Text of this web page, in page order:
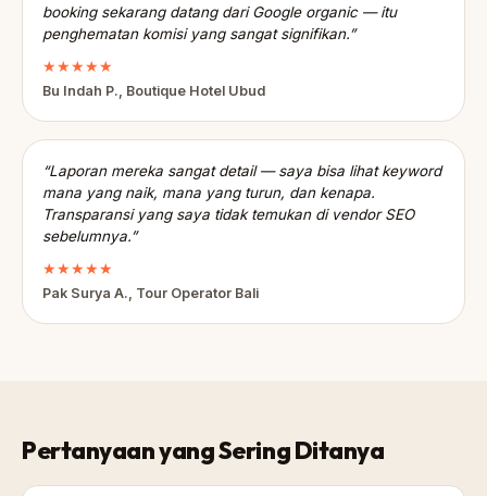
booking sekarang datang dari Google organic — itu
penghematan komisi yang sangat signifikan.”
★★★★★
Bu Indah P., Boutique Hotel Ubud
“Laporan mereka sangat detail — saya bisa lihat keyword
mana yang naik, mana yang turun, dan kenapa.
Transparansi yang saya tidak temukan di vendor SEO
sebelumnya.”
★★★★★
Pak Surya A., Tour Operator Bali
Pertanyaan yang Sering Ditanya